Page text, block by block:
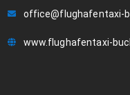
office@flughafentaxi-
www.flughafentaxi-